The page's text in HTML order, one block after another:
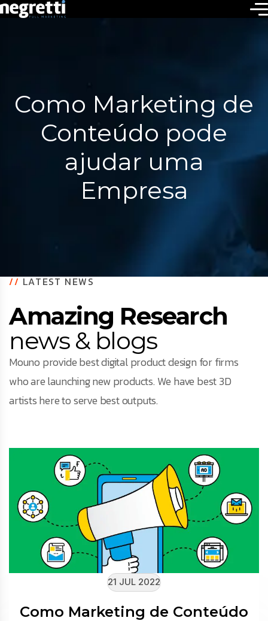
Como Marketing de
Conteúdo pode
ajudar uma
Empresa
//LATEST NEWS
Amazing Research
news & blogs
Mouno provide best digital product design for firms
who are launching new products. We have best 3D
artists here to serve best outputs.
21 JUL 2022
Como Marketing de Conteúdo